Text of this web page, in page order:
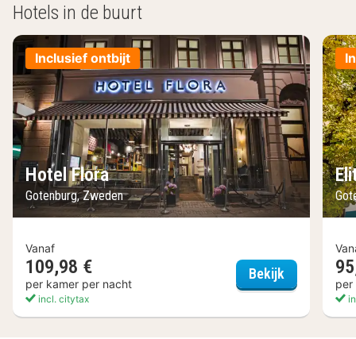
Hotels in de buurt
Inclusief ontbijt
Hotel Flora
Gotenburg, Zweden
Vanaf
109,98 €
per kamer per nacht
incl. citytax
Bekijk Hotel Flora
per